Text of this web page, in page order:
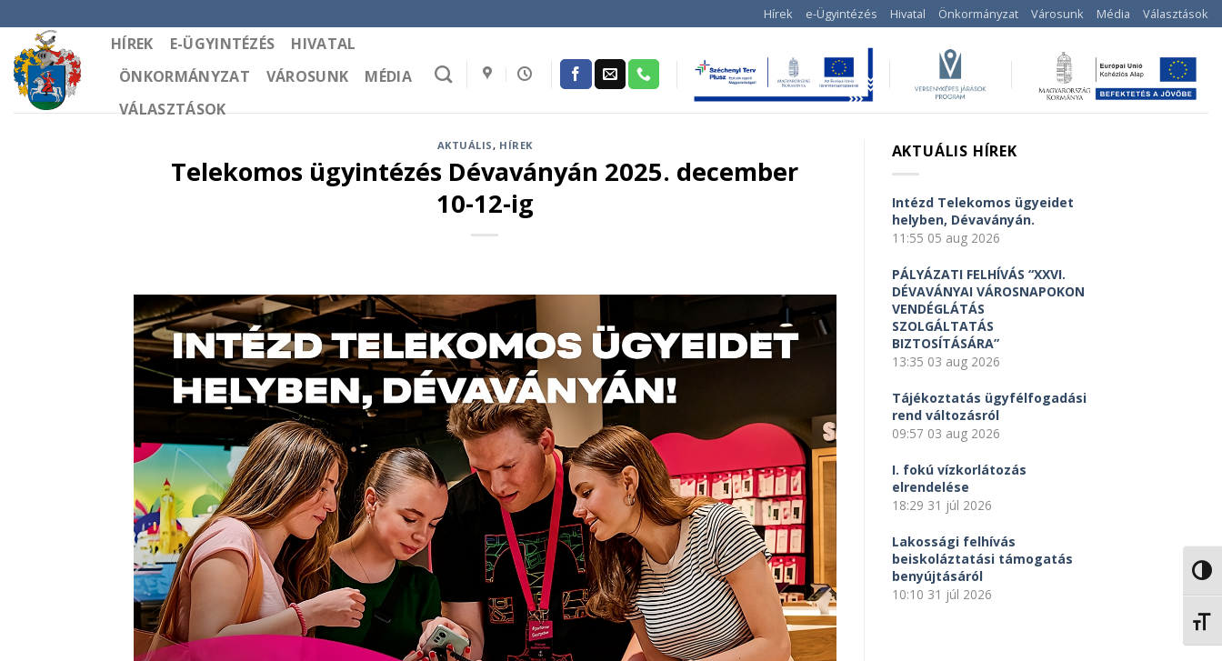
to
content
Hírek e-Ügyintézés Hivatal Önkormányzat Városunk Média Választások
HÍREK E-ÜGYINTÉZÉS
HIVATAL
ÖNKORMÁNYZAT
VÁROSUNK
MÉDIA
VÁLASZTÁSOK
AKTUÁLIS, HÍREK
Telekomos ügyintézés Dévaványán 2025. december
10-12-ig
AKTUÁLIS HÍREK
Intézd Telekomos ügyeidet
helyben, Dévaványán.
11:55 05 aug 2026
PÁLYÁZATI FELHÍVÁS “XXVI.
DÉVAVÁNYAI VÁROSNAPOKON
VENDÉGLÁTÁS
SZOLGÁLTATÁS
BIZTOSÍTÁSÁRA”
13:35 03 aug 2026
Tájékoztatás ügyfélfogadási
rend változásról
09:57 03 aug 2026
I. fokú vízkorlátozás
elrendelése
18:29 31 júl 2026
Lakossági felhívás
beiskoláztatási támogatás
benyújtásáról
10:10 31 júl 2026